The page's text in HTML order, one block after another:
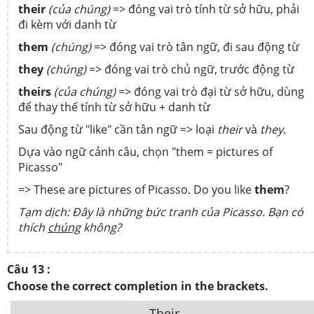
their (của chúng)=> đóng vai trò tính từ sở hữu, phải
đi kèm với danh từ
them (chúng)=> đóng vai trò tân ngữ, đi sau động từ
they (chúng)=> đóng vai trò chủ ngữ, trước động từ
theirs (của chúng)=> đóng vai trò đại từ sở hữu, dùng
để thay thế tính từ sở hữu + danh từ
Sau động từ "like" cần tân ngữ => loại theirvà they.
Dựa vào ngữ cảnh câu, chọn "them = pictures of
Picasso"
=> These are pictures of Picasso. Do you likethem?
Tạm dịch: Đây là những bức tranh của Picasso. Bạn có
thích chúngkhông?
Câu 13 :
Choose the correct completion in the brackets.